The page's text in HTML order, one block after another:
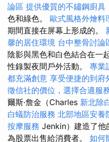
論區 提供優質的不鏽鋼廚具
色和綠色。 歐式風格外燴料
期間直接在屏幕上形成的。
馨的居住環境 台中整骨討論
陰影與黑色和白色結合在一
性錄製夜間戶外活動。 專業
都充滿創意 享受便捷的到府
徵信社的價位，選擇合適服
爾斯·詹金（Charles 新北除
白蟻防治服務 北部地區安養
按摩服務 Jenkin）建造了他
為股票出售給消費者。 如何